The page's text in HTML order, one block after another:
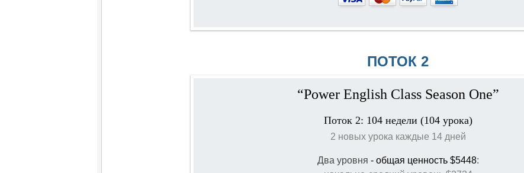
ПОТОК 2
“Power English Class Season One”
Поток 2: 104 недели (104 урока)
2 новых урока каждые 14 дней
Два уровня - общая ценность $5448: